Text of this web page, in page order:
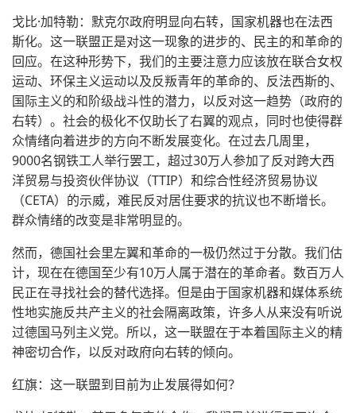
戈比·加特勒：默克尔政府明显向右转，国家机器也在法西
斯化。这一联盟正是对这一现象的进步的、民主的和革命的
回应。在这种形势下，我们的主要注意力应该放在联合女权
运动、环保主义运动以及反叛青年的革命的、反法西斯的、
国际主义的和阶级战斗性的潜力，以反对这一趋势（政府的
右转）。社会的极化不仅助长了右翼的观点，同时也使得群
众情绪向着进步的方向不断发展变化。在过去几周里，
9000名钢铁工人举行罢工，超过30万人参加了反对跨大西
洋贸易与投资伙伴协议（TTIP）和综合性经济贸易协议
（CETA）的示威，难民反对居住要求的抗议也不断增长。
群众情绪的改变是非常明显的。
然而，德国社会里左翼和革命的一极仍然过于分散。我们估
计，现在在德国至少有10万人属于潜在的革命者。数百万人
民正在寻找社会的替代选择。但是由于国家机器和媒体系统
性地实施反共产主义的社会隔离政策，许多人从来没有听说
过德国马列主义党。所以，这一联盟在于本着国际主义的精
神密切合作，以反对政府向右转的倾向。
红旗：这一联盟到目前为止发展得如何？